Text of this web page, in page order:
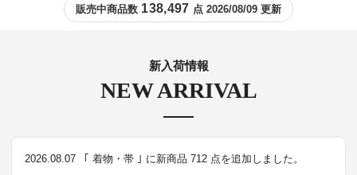
販売中商品数 138,497 点 2026/08/09 更新
NEW ARRIVAL
新入荷情報
2026.08.07 ｢ 着物・帯 ｣ に新商品 712 点を追加しました。